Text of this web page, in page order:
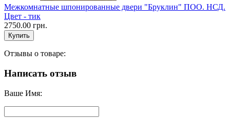
Межкомнатные шпонированные двери "Бруклин" ПОО. НСД.
Цвет - тик
2750.00 грн.
Отзывы о товаре:
Написать отзыв
Ваше Имя: